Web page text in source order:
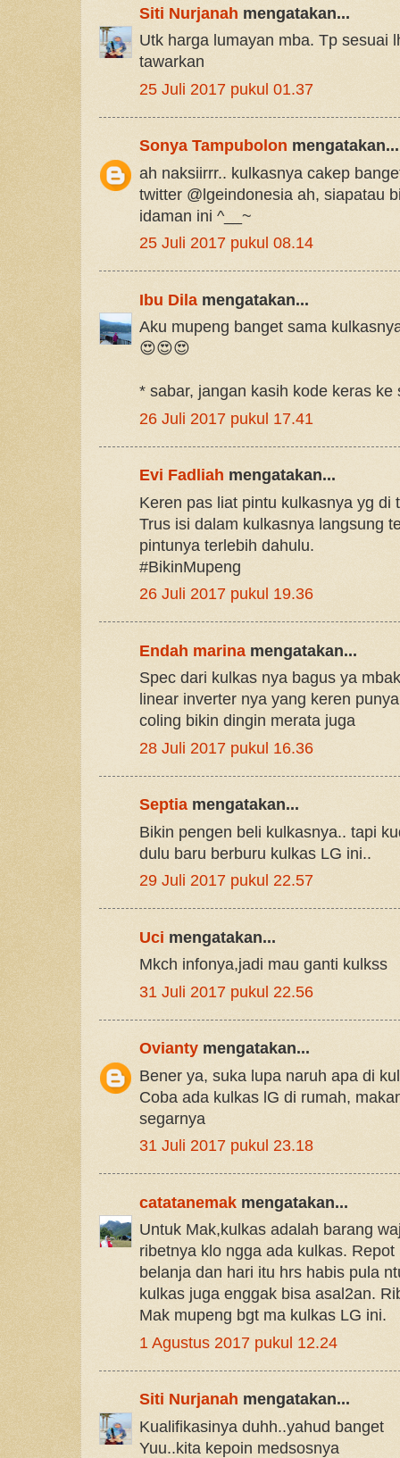
Siti Nurjanah mengatakan...
Utk harga lumayan mba. Tp sesuai
tawarkan
25 Juli 2017 pukul 01.37
Sonya Tampubolon mengatakan...
ah naksiirrr.. kulkasnya cakep
twitter @lgeindonesia ah, siapatau
idaman ini ^__~
25 Juli 2017 pukul 08.14
Ibu Dila mengatakan...
Aku mupeng banget sama
😍😍😍
* sabar, jangan kasih kode keras ke
26 Juli 2017 pukul 17.41
Evi Fadliah mengatakan...
Keren pas liat pintu kulkasnya yg di
Trus isi dalam kulkasnya langsung
pintunya terlebih dahulu.
#BikinMupeng
26 Juli 2017 pukul 19.36
Endah marinamengatakan...
Spec dari kulkas nya bagus ya
linear inverter nya yang keren
coling bikin dingin merata juga
28 Juli 2017 pukul 16.36
Septiamengatakan...
Bikin pengen beli kulkasnya.. tapi
dulu baru berburu kulkas LG ini..
29 Juli 2017 pukul 22.57
Uci mengatakan...
Mkch infonya,jadi mau ganti kulkss
31 Juli 2017 pukul 22.56
Ovianty mengatakan...
Bener ya, suka lupa naruh apa di
Coba ada kulkas lG di rumah,
segarnya
31 Juli 2017 pukul 23.18
catatanemak mengatakan...
Untuk Mak,kulkas adalah barang
ribetnya klo ngga ada kulkas.
belanja dan hari itu hrs habis pula
kulkas juga enggak bisa asal2an.
Mak mupeng bgt ma kulkas LG ini.
1 Agustus 2017 pukul 12.24
Siti Nurjanah mengatakan...
Kualifikasinya duhh..yahud banget
Yuu..kita kepoin medsosnya